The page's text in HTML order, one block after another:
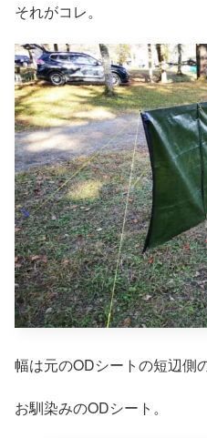
それがコレ。
幅は元のODシートの短辺側
お馴染みのODシート。